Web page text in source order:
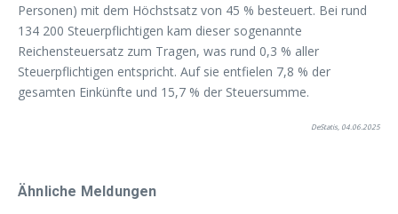
Personen) mit dem Höchstsatz von 45 % besteuert. Bei rund
134 200 Steuerpflichtigen kam dieser sogenannte
Reichensteuersatz zum Tragen, was rund 0,3 % aller
Steuerpflichtigen entspricht. Auf sie entfielen 7,8 % der
gesamten Einkünfte und 15,7 % der Steuersumme.
DeStatis, 04.06.2025
Ähnliche Meldungen